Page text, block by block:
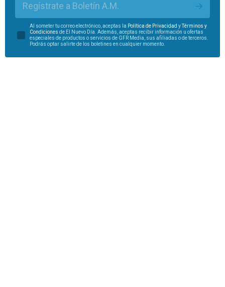
Regístrate a Boletín A.M.
Al someter tu correo electrónico, aceptas la Política de Privacidad yTérminos y
Condiciones de El Nuevo Día. Además, aceptas recibir información u ofertas
especiales de productos o servicios de GFR Media, sus afiliadas o de terceros.
Podrás optar salirte de los boletines en cualquier momento.